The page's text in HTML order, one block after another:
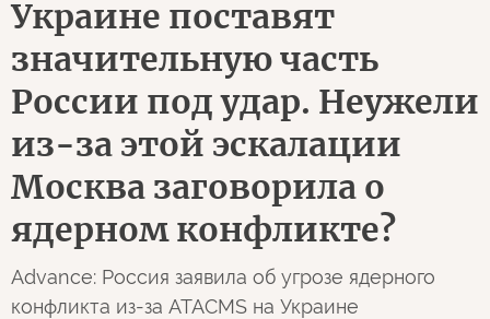
Украине поставят
значительную часть
России под удар. Неужели
из-за этой эскалации
Москва заговорила о
ядерном конфликте?
Advance: Россия заявила об угрозе ядерного
конфликта из-за ATACMS на Украине